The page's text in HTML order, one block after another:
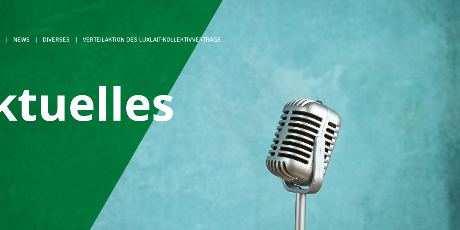
NEWS DIVERSES VERTEILAKTION DES LUXLAIT-KOLLEKTIVVERTRAGS